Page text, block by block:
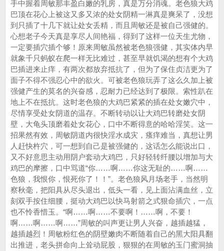
手中握着周敏那丰盈白嫩的乳房，真是万分消魂。老色狼大鸡
巴顶在花心上被这又多又浓的处女阴精一淋真是爽呆了，没想
到只插了十几下就让处女丢精，而且周敏还是被自己强健的。
心想老子今天真是享尽人间艳福，得到了这样一位天生尤物，
一定要插穴插个够！原来周敏虽然被老色狼强健，其实体内早
就象千只蚂蚁在爬一样无比难过，甚至早就饥渴的想有个大鸡
巴插进来止痒，有两次都放弃抵抗了，但为了保住贞洁更为了
面子不得不强忍心中的欲火。可被老色狼玩弄了这么久加上被
强健产生的莫名的兴奋感，忍耐力已经达到了极限。索性趴在
地上不在抵抗。这时老色狼的大鸡巴紧紧的插在处女嫩穴中，
尽情享受处女阴道的温存。不断转动以让大鸡巴转磨处女阴
壁，大龟头顶磨着处女花心，口中不断得意的哈哈淫笑。这一
招果然有效，周敏阴道内很快淫水成灾，瘙痒难当，真想让男
人赶快杵穴，可一想到自己是被强健的，这话怎么能说出口，
又不好意思主动用阴户套动大鸡巴，只好轻转纤腰以增加与大
鸡巴的摩擦，口中骂道“你……啊……你这无耻的……啊……
色狼，我恨你，恨死你了！！”。老色狼风月场老手，当然明
察秋毫，把阳具从尽头退出，低头一看，见上面沾满血丝，立
刻双手按住细腰，挺动大鸡巴以快马射箭之式狠命插穴，一点
也不怜香惜玉。“啊……啊……不要啊！……啊，不要！
啊……啊……啊……”周敏的叫声更让男人兴奋，越插越猛，
越插越烈！周敏粉红色的阴壁嫩肉不断随着自己的黑大阳具翻
出推进，老头拼命向上耸动屁股，狠狠的在周敏的玉门蜜洞抽